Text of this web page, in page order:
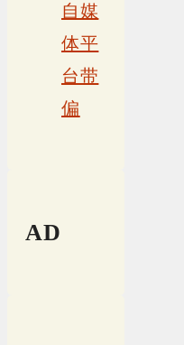
自媒
体平
台带
偏
AD